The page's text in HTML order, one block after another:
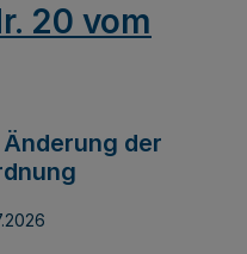
20 vom
der